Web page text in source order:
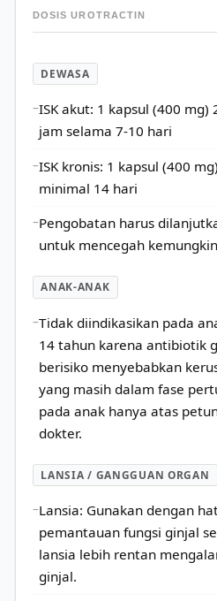
DOSIS UROTRACTIN
DEWASA
ISK akut: 1 kapsul (400 mg)
jam selama 7-10 hari
ISK kronis: 1 kapsul (400
minimal 14 hari
Pengobatan harus
untuk mencegah
ANAK-ANAK
Tidak diindikasikan pada
14 tahun karena antibiotik
berisiko menyebabkan
yang masih dalam fase
pada anak hanya atas
dokter.
LANSIA / GANGGUAN ORGAN
Lansia: Gunakan dengan
pemantauan fungsi ginjal
lansia lebih rentan
ginjal.